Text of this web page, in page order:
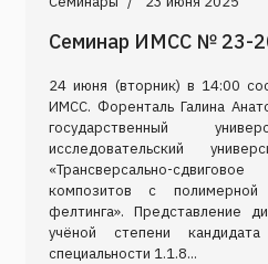
Семинар ИМСС № 23-
24 июня (вторник) в 14:00
ИМСС. Форенталь Галина
государственный
исследовательский
«Трансверсально-
композитов с
фелтинга». Представление
учёной степени
специальности 1.1.8...